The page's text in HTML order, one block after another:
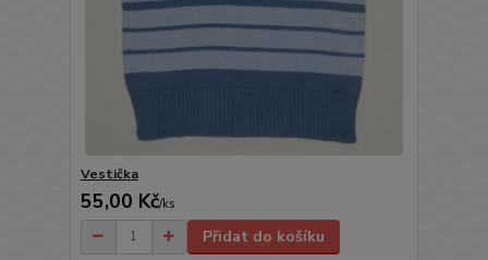
Vestička
55,00 Kč/ks
Přidat do košíku